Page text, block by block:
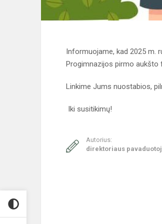
Informuojame, kad 2025 m.
Progimnazijos pirmo aukšto
Linkime Jums nuostabios,
Iki susitikimų!
Autorius:
direktoriaus